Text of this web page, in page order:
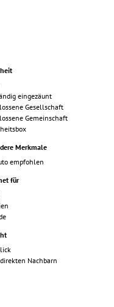
eingezäunt
Gesellschaft
Gemeinschaft
Merkmale
empfohlen
für
Nachbarn